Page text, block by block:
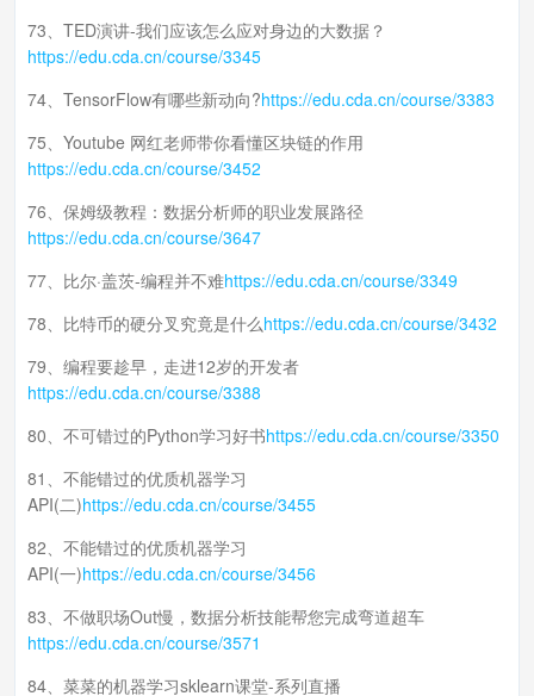
73、TED演讲-我们应该怎么应对身边的大数据？
https://edu.cda.cn/course/3345
74、TensorFlow有哪些新动向?https://edu.cda.cn/course/3383
75、Youtube 网红老师带你看懂区块链的作用
https://edu.cda.cn/course/3452
76、保姆级教程：数据分析师的职业发展路径
https://edu.cda.cn/course/3647
77、比尔·盖茨-编程并不难https://edu.cda.cn/course/3349
78、比特币的硬分叉究竟是什么https://edu.cda.cn/course/3432
79、编程要趁早，走进12岁的开发者
https://edu.cda.cn/course/3388
80、不可错过的Python学习好书https://edu.cda.cn/course/3350
81、不能错过的优质机器学习
API(二)https://edu.cda.cn/course/3455
82、不能错过的优质机器学习
API(一)https://edu.cda.cn/course/3456
83、不做职场Out慢，数据分析技能帮您完成弯道超车
https://edu.cda.cn/course/3571
84、菜菜的机器学习sklearn课堂-系列直播